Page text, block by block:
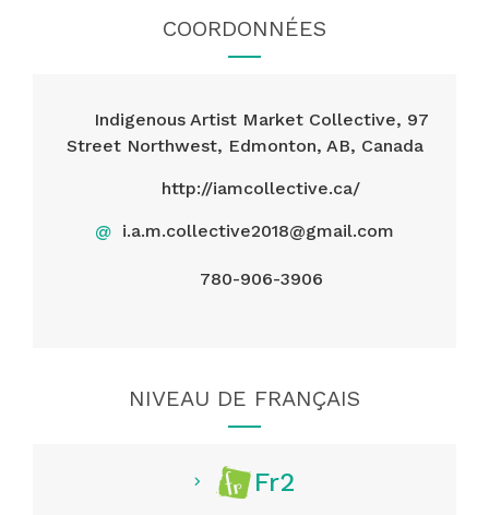
COORDONNÉES
Indigenous Artist Market Collective, 97
Street Northwest, Edmonton, AB, Canada
http://iamcollective.ca/
@ i.a.m.collective2018@gmail.com
780-906-3906
NIVEAU DE FRANÇAIS
Fr2